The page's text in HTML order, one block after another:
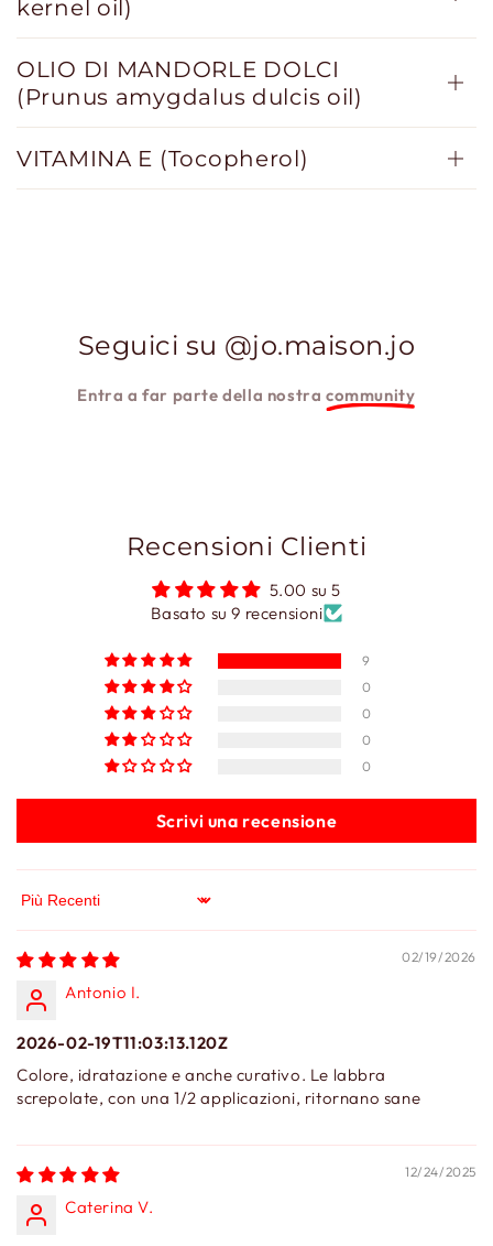
kernel oil)
OLIO DI MANDORLE DOLCI
(Prunus amygdalus dulcis oil)
VITAMINA E (Tocopherol)
Seguici su @jo.maison.jo
Entra a far parte della nostracommunity
Recensioni Clienti
5.00 su 5
Basato su 9 recensioni
9
0
0
0
0
Scrivi una recensione
Sort by
02/19/2026
Antonio I.
2026-02-19T11:03:13.120Z
Colore, idratazione e anche curativo. Le labbra
screpolate, con una 1/2 applicazioni, ritornano sane
12/24/2025
Caterina V.